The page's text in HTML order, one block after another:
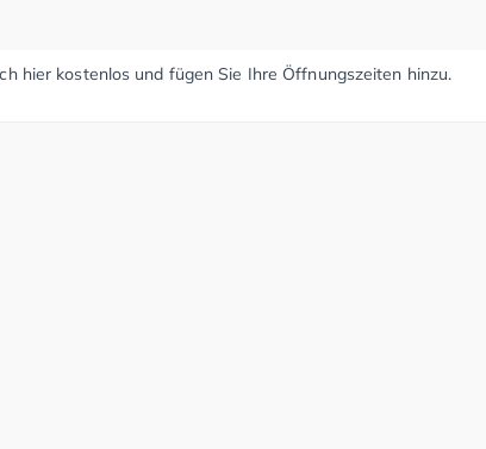
hier kostenlos und fügen Sie Ihre Öffnungszeiten hinzu.